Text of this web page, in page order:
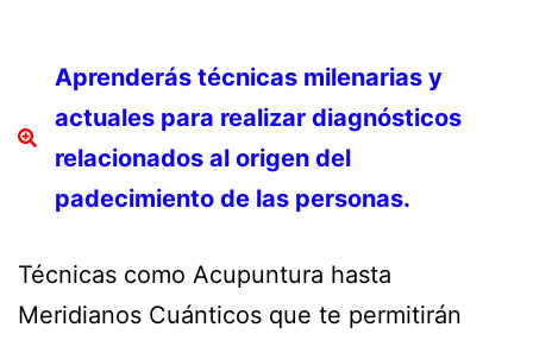
Aprenderás técnicas milenarias y
actuales para realizar diagnósticos
relacionados al origen del
padecimiento de las personas.
Técnicas como Acupuntura hasta
Meridianos Cuánticos que te permitirán